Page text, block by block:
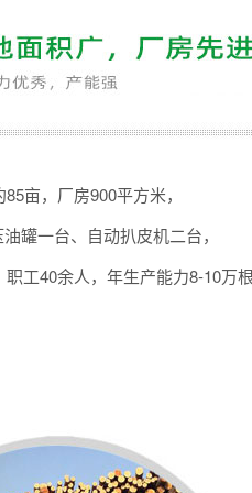
亩，厂房900平方米，
罐一台、自动扒皮机二台，
职工40余人，年生产能力8-10万